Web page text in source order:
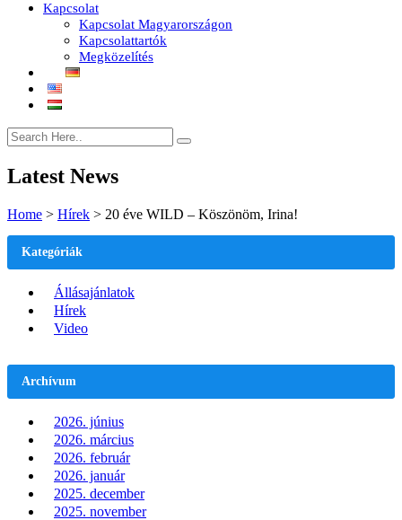
Kapcsolat
Kapcsolat Magyarországon
Kapcsolattartók
Megközelítés
Latest News
Home > Hírek > 20 éve WILD – Köszönöm, Irina!
Kategóriák
Állásajánlatok
Hírek
Video
Archívum
2026. június
2026. március
2026. február
2026. január
2025. december
2025. november